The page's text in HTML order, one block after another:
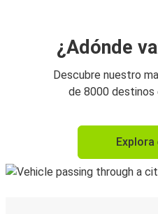
¿Adónde
Descubre nuestro
de 8000 destinos
Explora